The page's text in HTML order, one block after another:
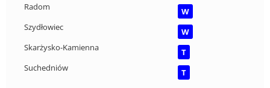
Radom
W
Szydłowiec
W
Skarżysko-Kamienna
T
Suchedniów
T